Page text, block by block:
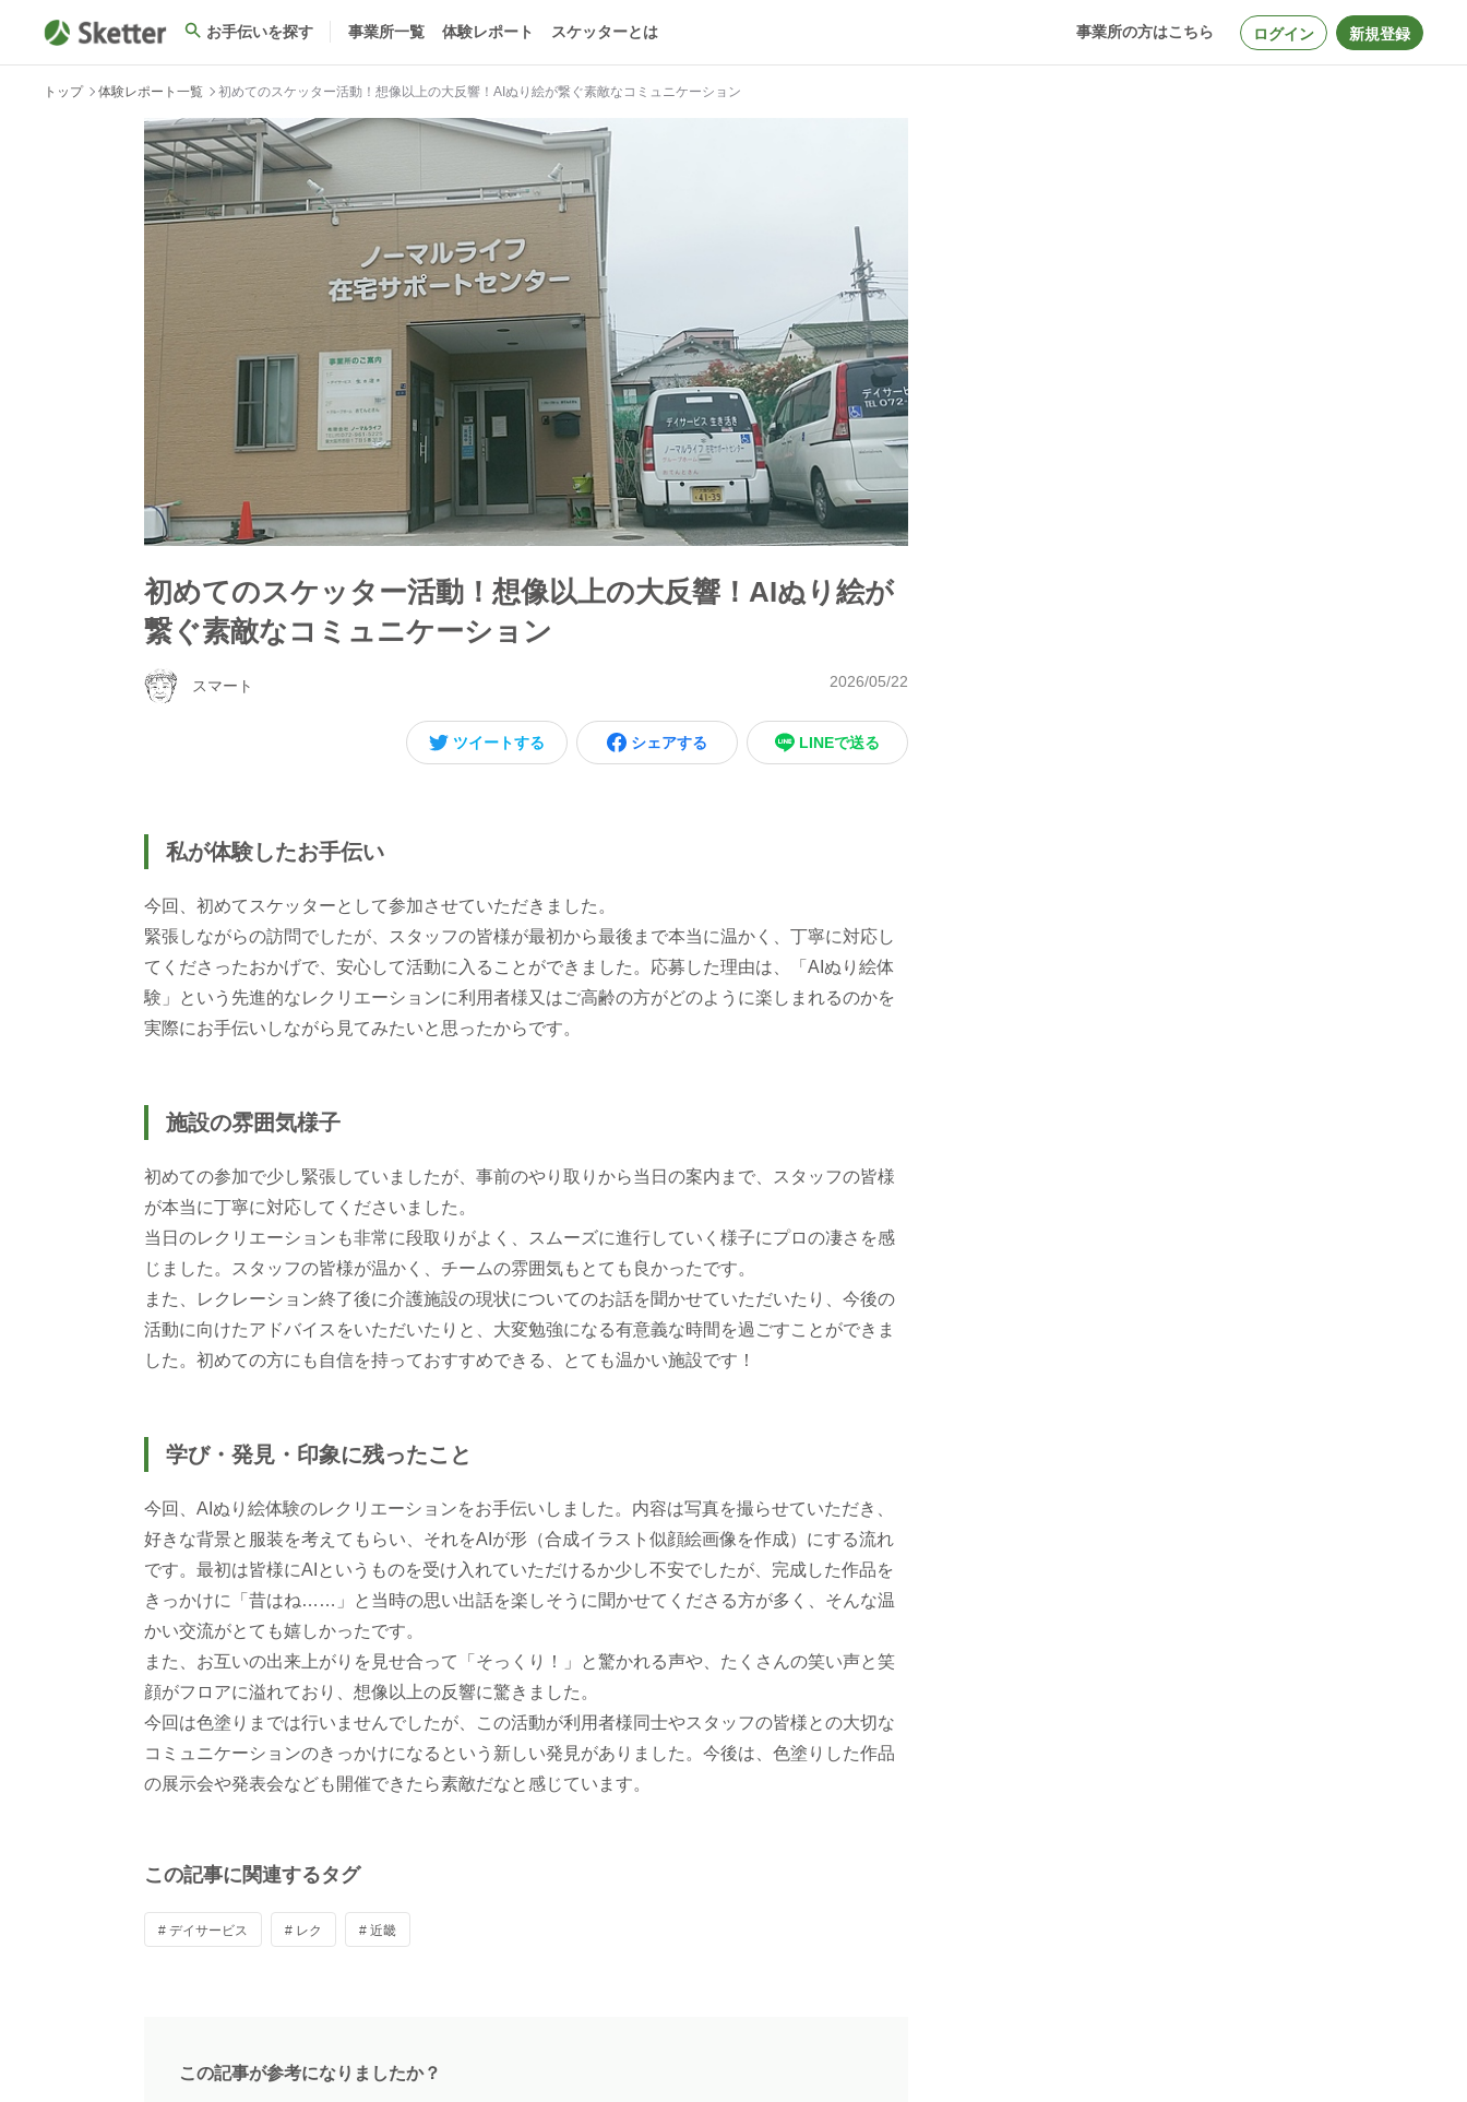
お手伝いを探す 事業所一覧 体験レポート スケッターとは 事業所の方はこちら ログイン 新規登録
トップ 体験レポート一覧 初めてのスケッター活動！想像以上の大反響！AIぬり絵が繋ぐ素敵なコミュニケーション
初めてのスケッター活動！想像以上の大反響！AIぬり絵が
繋ぐ素敵なコミュニケーション
スマート 2026/05/22
ツイートする シェアする LINEで送る
私が体験したお手伝い
今回、初めてスケッターとして参加させていただきました。
緊張しながらの訪問でしたが、スタッフの皆様が最初から最後まで本当に温かく、丁寧に対応し
てくださったおかげで、安心して活動に入ることができました。応募した理由は、「AIぬり絵体
験」という先進的なレクリエーションに利用者様又はご高齢の方がどのように楽しまれるのかを
実際にお手伝いしながら見てみたいと思ったからです。
施設の雰囲気様子
初めての参加で少し緊張していましたが、事前のやり取りから当日の案内まで、スタッフの皆様
が本当に丁寧に対応してくださいました。
当日のレクリエーションも非常に段取りがよく、スムーズに進行していく様子にプロの凄さを感
じました。スタッフの皆様が温かく、チームの雰囲気もとても良かったです。
また、レクレーション終了後に介護施設の現状についてのお話を聞かせていただいたり、今後の
活動に向けたアドバイスをいただいたりと、大変勉強になる有意義な時間を過ごすことができま
した。初めての方にも自信を持っておすすめできる、とても温かい施設です！
学び・発見・印象に残ったこと
今回、AIぬり絵体験のレクリエーションをお手伝いしました。内容は写真を撮らせていただき、
好きな背景と服装を考えてもらい、それをAIが形（合成イラスト似顔絵画像を作成）にする流れ
です。最初は皆様にAIというものを受け入れていただけるか少し不安でしたが、完成した作品を
きっかけに「昔はね……」と当時の思い出話を楽しそうに聞かせてくださる方が多く、そんな温
かい交流がとても嬉しかったです。
また、お互いの出来上がりを見せ合って「そっくり！」と驚かれる声や、たくさんの笑い声と笑
顔がフロアに溢れており、想像以上の反響に驚きました。
今回は色塗りまでは行いませんでしたが、この活動が利用者様同士やスタッフの皆様との大切な
コミュニケーションのきっかけになるという新しい発見がありました。今後は、色塗りした作品
の展示会や発表会なども開催できたら素敵だなと感じています。
この記事に関連するタグ
# デイサービス # レク # 近畿
この記事が参考になりましたか？